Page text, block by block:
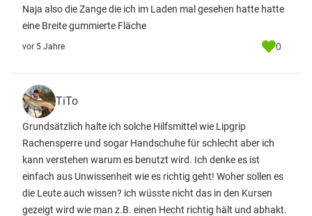
Naja also die Zange die ich im Laden mal gesehen hatte hatte
eine Breite gummierte Fläche
vor 5 Jahre 0
TiTo
Grundsätzlich halte ich solche Hilfsmittel wie Lipgrip
Rachensperre und sogar Handschuhe für schlecht aber ich
kann verstehen warum es benutzt wird. Ich denke es ist
einfach aus Unwissenheit wie es richtig geht! Woher sollen es
die Leute auch wissen? ich wüsste nicht das in den Kursen
gezeigt wird wie man z.B. einen Hecht richtig hält und abhakt.